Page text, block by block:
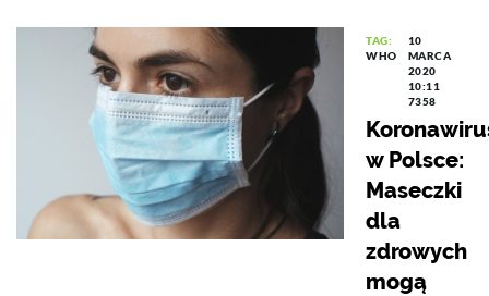
TAG:
WHO
10
MARCA
2020
10:11
7358
w Polsce:
Maseczki
dla
zdrowych
mogą